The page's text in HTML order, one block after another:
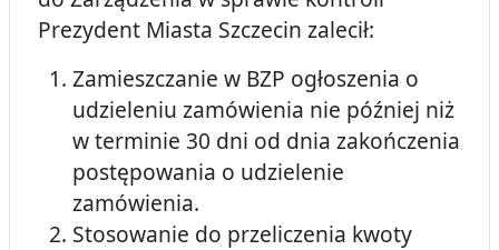
Prezydent Miasta Szczecin zalecił:
Zamieszczanie w BZP ogłoszenia o
udzieleniu zamówienia nie później niż
w terminie 30 dni od dnia zakończenia
postępowania o udzielenie
zamówienia.
Stosowanie do przeliczenia kwoty